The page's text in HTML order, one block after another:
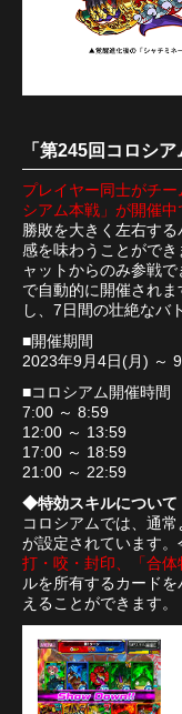
「第245回コロシ
プレイヤー同士がチ
シアム本戦」が開催中
勝敗を大きく左右す
感を味わうことがで
ャットからのみ参戦
で自動的に開催され
し、7日間の壮絶なバ
■開催期間
2023年9月4日(月) ～
■コロシアム開催時間
7:00 ～ 8:59
12:00 ～ 13:59
17:00 ～ 18:59
21:00 ～ 22:59
◆特効スキルについて
コロシアムでは、通
が設定されています
打・咬・封印、「合
ルを所有するカード
えることができます。